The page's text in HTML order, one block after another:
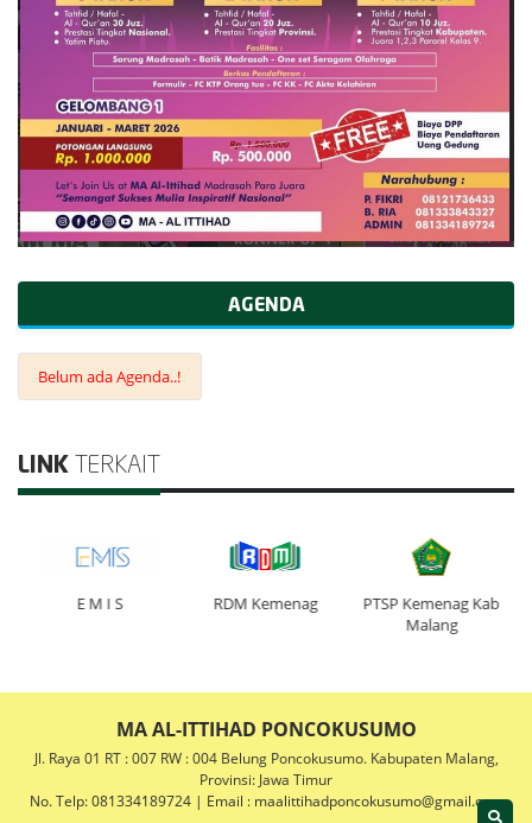
AGENDA
Belum ada Agenda..!
LINK TERKAIT
E M I S RDM Kemenag
PTSP Kemenag Kab
Malang
MA AL-ITTIHAD PONCOKUSUMO
Jl. Raya 01 RT : 007 RW : 004 Belung Poncokusumo. Kabupaten Malang,
Provinsi: Jawa Timur
No. Telp: 081334189724 | Email : maalittihadponcokusumo@gmail.com